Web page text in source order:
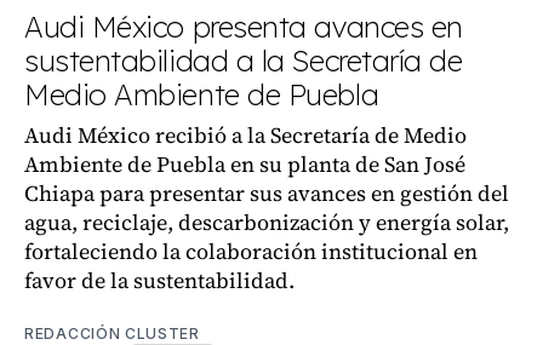
Audi México presenta avances en
sustentabilidad a la Secretaría de
Medio Ambiente de Puebla
Audi México recibió a la Secretaría de Medio
Ambiente de Puebla en su planta de San José
Chiapa para presentar sus avances en gestión del
agua, reciclaje, descarbonización y energía solar,
fortaleciendo la colaboración institucional en
favor de la sustentabilidad.
REDACCIÓN CLUSTER